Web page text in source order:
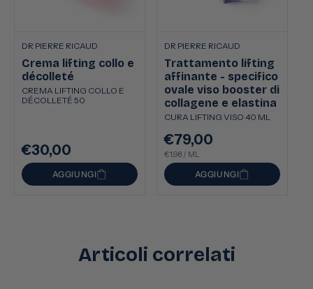
DR PIERRE RICAUD
Crema lifting collo e
décolleté
CREMA LIFTING COLLO E
DÉCOLLETÉ 50
Prezzo
di
listino
€30,00
AGGIUNGI
DR PIERRE RICAUD
Trattamento lifting
affinante - specifico
ovale viso booster di
collagene e elastina
CURA LIFTING VISO 40 ML
Prezzo
di
listino
€79,00
PREZZO
UNITARIO
€1,98 / PER
ML
AGGIUNGI
Articoli correlati